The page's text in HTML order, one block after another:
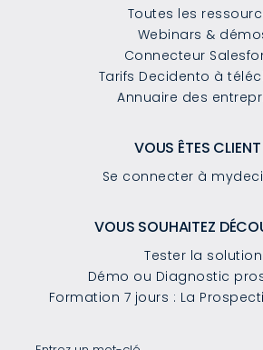
Toutes les
Webinars &
Connecteur
Tarifs Decidento à
Annuaire des
VOUS ÊTES
Se connecter à
VOUS SOUHAITEZ
Tester la solution
Démo ou Diagnostic
Formation 7 jours : La